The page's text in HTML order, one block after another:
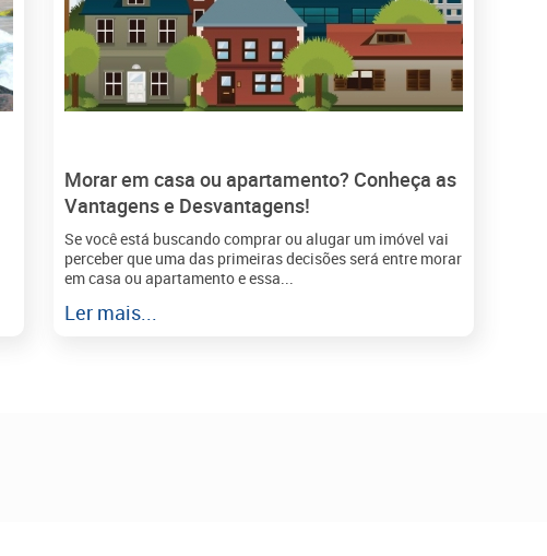
Morar em casa ou apartamento? Conheça as
Vantagens e Desvantagens!
Se você está buscando comprar ou alugar um imóvel vai
perceber que uma das primeiras decisões será entre morar
em casa ou apartamento e essa...
Ler mais...